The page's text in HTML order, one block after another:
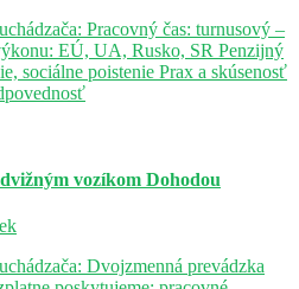
Pracovný čas: turnusový –
EÚ, UA, Rusko, SR Penzijný
sociálne poistenie Prax a skúsenosť
vozíkom Dohodou
Dvojzmenná prevádzka